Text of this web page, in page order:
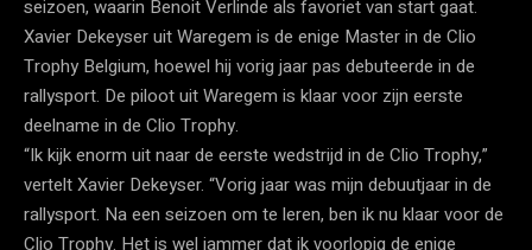
seizoen, waarin Benoit Verlinde als favoriet van start gaat.
Xavier Dekeyser uit Waregem is de enige Master in de Clio
Trophy Belgium, hoewel hij vorig jaar pas debuteerde in de
rallysport. De piloot uit Waregem is klaar voor zijn eerste
deelname in de Clio Trophy.
“Ik kijk enorm uit naar de eerste wedstrijd in de Clio Trophy,”
vertelt Xavier Dekeyser. “Vorig jaar was mijn debuutjaar in de
rallysport. Na een seizoen om te leren, ben ik nu klaar voor de
Clio Trophy. Het is wel jammer dat ik voorlopig de enige